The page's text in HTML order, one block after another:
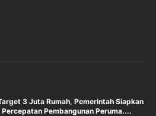
3 Juta Rumah, Pemerintah Siapkan
Percepatan Pembangunan Peruma....